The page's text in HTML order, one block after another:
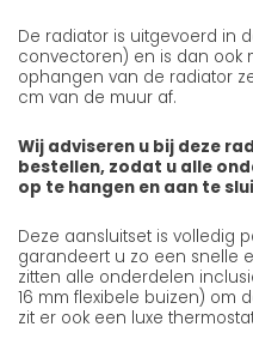
De radiator is uitgevoerd in
convectoren) en is dan ook
ophangen van de radiator
cm van de muur af.
Wij adviseren u bij deze
bestellen, zodat u alle
op te hangen en aan te
Deze aansluitset is volledig
garandeert u zo een snelle
zitten alle onderdelen
16 mm flexibele buizen) om
zit er ook een luxe